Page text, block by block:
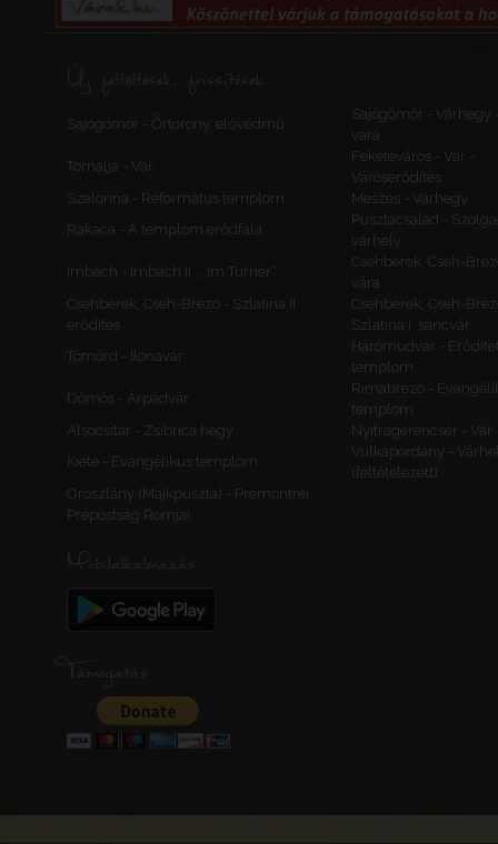
Új feltöltések, frissítések
Sajógömör - Őrtorony, elővédmű
Sajógömör - Várhegy
vára
Tornalja - Vár
Feketeváros - Vár -
Városerődítés
Szalonna - Református templom
Meszes - Várhegy
Rakaca - A templom erődfala
Pusztacsalád -
várhely
Imbach - Imbach II., „Im Turner”
Csehberek, Cseh-
vára
Csehberek, Cseh-Brézó - Szlatina II.
erődítés
Csehberek, Cseh-
Szlatina I. sáncvár
Tömörd - Ilonavár
Háromudvar -
templom
Dömös - Árpádvár
Rimabrézó -
templom
Alsócsitár - Zsibrica hegy
Nyitragerencsér - Vár
Kiéte - Evangélikus templom
Vulkapordány -
(feltételezett)
Oroszlány (Majkpuszta) - Premontrei
Prépostság Romjai
Mobilalkalmazás
Támogatás